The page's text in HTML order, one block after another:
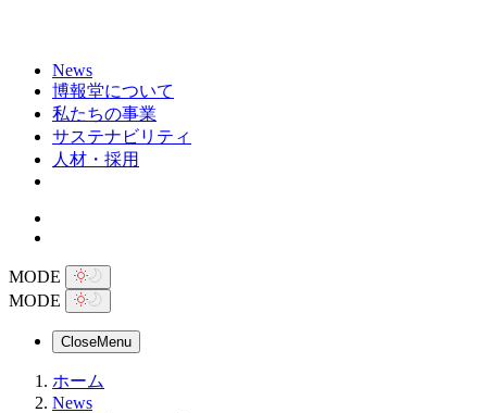
News
博報堂について
私たちの事業
サステナビリティ
人材・採用
MODE
MODE
CloseMenu
ホーム
News